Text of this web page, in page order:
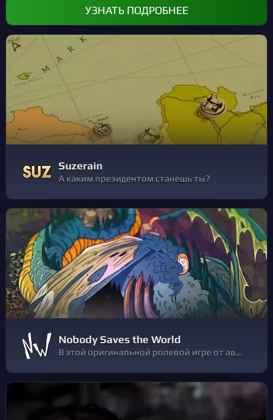
УЗНАТЬ ПОДРОБНЕЕ
Suzerain
А каким президентом станешь ты?
Nobody Saves the World
В этой оригинальной ролевой игре от авторов Guacamelee! безликий Никто может превратиться в СЛИЗНЯ, ПРИВИДЕНИЕ и даже ДРАКОНА! Приготовьтесь открыть более 15 форм, сочетать их способности, зачищать изменяющиеся подземелья и... СПАСТИ МИР?!